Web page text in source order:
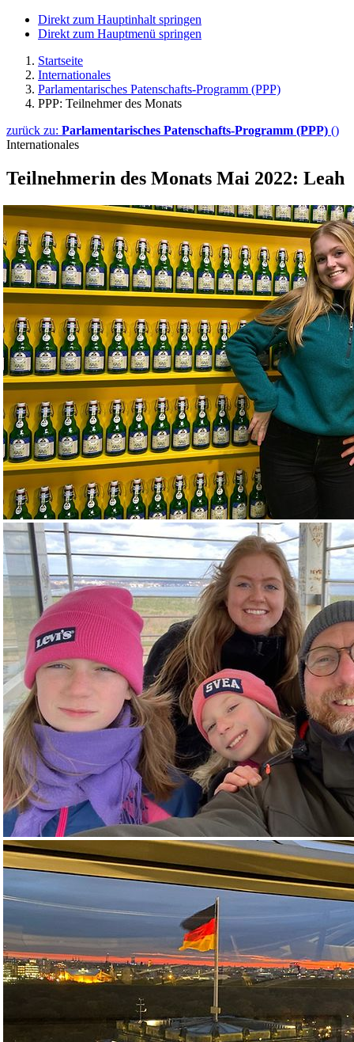
Direkt zum Hauptinhalt springen
Direkt zum Hauptmenü springen
Startseite
Internationales
Parlamentarisches Patenschafts-Programm (PPP)
PPP: Teilnehmer des Monats
zurück zu: Parlamentarisches Patenschafts-Programm (PPP) ()
Internationales
Teilnehmerin des Monats Mai 2022: Leah